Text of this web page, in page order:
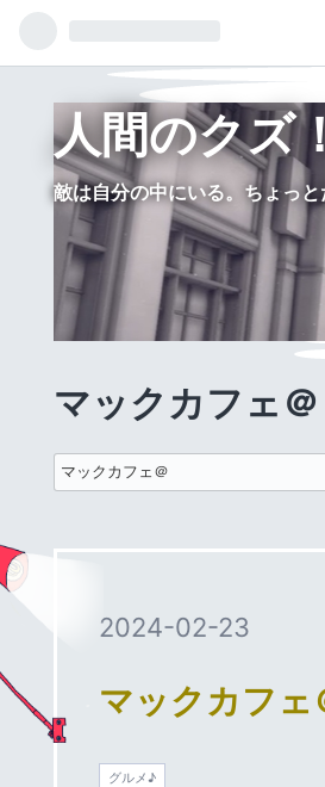
人間のクズ
敵は自分の中にいる。ちょっ
マックカフェ
2024-02-23
マックカフェ
グルメ♪